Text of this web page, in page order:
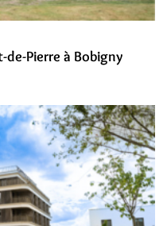
Pierre à Bobigny